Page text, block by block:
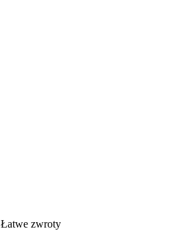
Łatwe zwroty